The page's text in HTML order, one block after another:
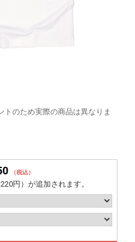
トのため実際の商品は異なりま
（税込）
円）が追加されます。